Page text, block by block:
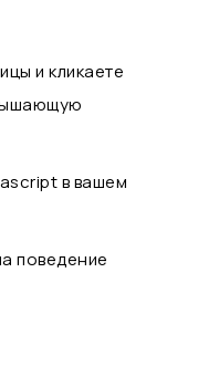
и кликаете
в вашем
поведение